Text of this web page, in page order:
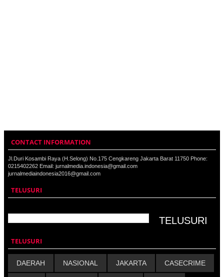
CONTACT INFORMATION
Jl.Duri Kosambi Raya (H.Selong) No.175 Cengkareng Jakarta Barat 11750 Phone:
0215402262 Email: jurnalmedia.indonesia@gmail.com
jurnalmediaindonesia2016@gmail.com
TELUSURI
TELUSURI
DAERAH NASIONAL JAKARTA CASECRIME